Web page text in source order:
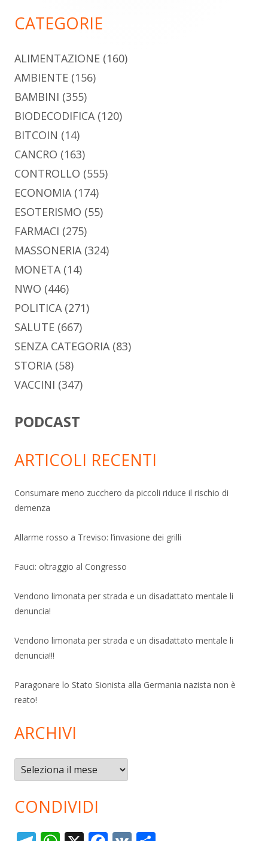
CATEGORIE
ALIMENTAZIONE (160)
AMBIENTE (156)
BAMBINI (355)
BIODECODIFICA(120)
BITCOIN (14)
CANCRO (163)
CONTROLLO (555)
ECONOMIA(174)
ESOTERISMO (55)
FARMACI (275)
MASSONERIA(324)
MONETA(14)
NWO (446)
POLITICA(271)
SALUTE (667)
SENZA CATEGORIA(83)
STORIA(58)
VACCINI (347)
PODCAST
ARTICOLI RECENTI
Consumare meno zucchero da piccoli riduce il rischio di
demenza
Allarme rosso a Treviso: l’invasione dei grilli
Fauci: oltraggio al Congresso
Vendono limonata per strada e un disadattato mentale li
denuncia!
Vendono limonata per strada e un disadattato mentale li
denuncia!!!
Paragonare lo Stato Sionista alla Germania nazista non è
reato!
ARCHIVI
Archivi
CONDIVIDI